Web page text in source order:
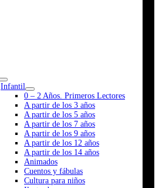
Infantil
0 – 2 Años. Primeros Lectores
A partir de los 3 años
A partir de los 5 años
A partir de los 7 años
A partir de los 9 años
A partir de los 12 años
A partir de los 14 años
Animados
Cuentos y fábulas
Cultura para niños